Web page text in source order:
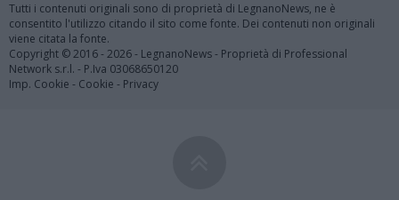
Tutti i contenuti originali sono di proprietà di LegnanoNews, ne è
consentito l'utilizzo citando il sito come fonte. Dei contenuti non originali
viene citata la fonte.
Copyright © 2016 - 2026 - LegnanoNews - Proprietà di Professional
Network s.r.l. - P.Iva 03068650120
Imp. Cookie - Cookie - Privacy